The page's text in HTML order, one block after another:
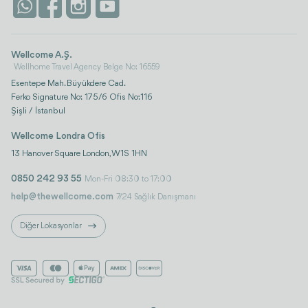
İstanbul
Wellcome A.Ş.
Wellhome Travel Agency Belge No: 16559
Esentepe Mah. Büyükdere Cad.
Ferko Signature No: 175/6 Ofis No:116
Şişli / İstanbul
Wellcome Londra Ofis
13 Hanover Square London, W1S 1HN
0850 242 93 55 Mon-Fri 08:30 to 17:00
help@thewellcome.com 7/24 Sağlık Danışmanı
Diğer Lokasyonlar